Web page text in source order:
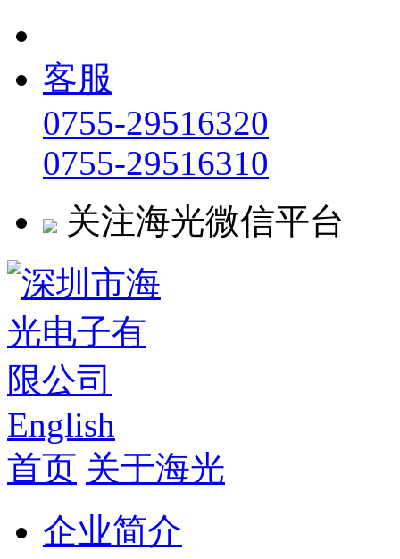
客服
0755-29516320
0755-29516310
关注海光微信平台
English
首页 关于海光
企业简介